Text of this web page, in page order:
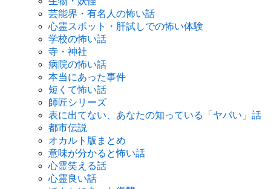
芸能界・有名人の怖い話
心霊スポット・肝試しでの怖い体験
学校の怖い話
寺・神社
病院の怖い話
本当にあった事件
短くて怖い話
師匠シリーズ
表に出てない、あなたの知っている「ヤバい」話
都市伝説
オカルト版まとめ
意味が分かると怖い話
心霊笑える話
心霊良い話